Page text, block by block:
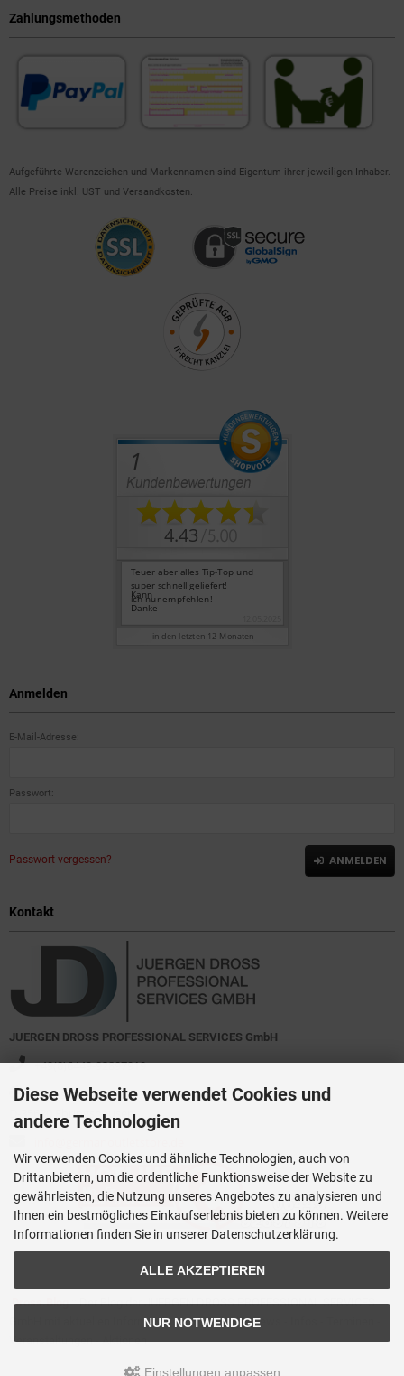
Zahlungsmethoden
Aufgeführte Warenzeichen und Markennamen sind Eigentum ihrer jeweiligen Inhaber.
Alle Preise inkl. UST und Versandkosten.
Anmelden
E-Mail-Adresse:
Passwort:
Passwort vergessen? ANMELDEN
Kontakt
JUERGEN DROSS PROFESSIONAL SERVICES GmbH
+49(0)6449-92897919
Kirchstraße 44
D-35630 Ehringshausen
Dross.Blog::Der Blog der JUERGEN DROSS PROFESSIONAL SERVICES
GmbH mit aktuellen Informationen zu Technik - News - Infos - Terminen -
Veranstaltungen - Aktionen
Diese Webseite verwendet Cookies und
andere Technologien
Wir verwenden Cookies und ähnliche Technologien, auch von
Drittanbietern, um die ordentliche Funktionsweise der Website zu
gewährleisten, die Nutzung unseres Angebotes zu analysieren und
Ihnen ein bestmögliches Einkaufserlebnis bieten zu können. Weitere
Informationen finden Sie in unserer Datenschutzerklärung.
ALLE AKZEPTIEREN
NUR NOTWENDIGE
Einstellungen anpassen